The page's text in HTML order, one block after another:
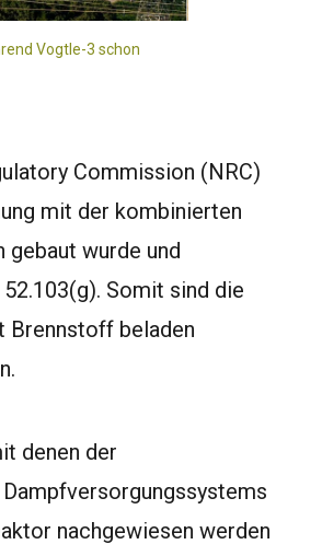
Vogtle-3 schon
Commission (NRC)
mit der kombinierten
gebaut wurde und
Somit sind die
Brennstoff beladen
denen der
nachgewiesen werden